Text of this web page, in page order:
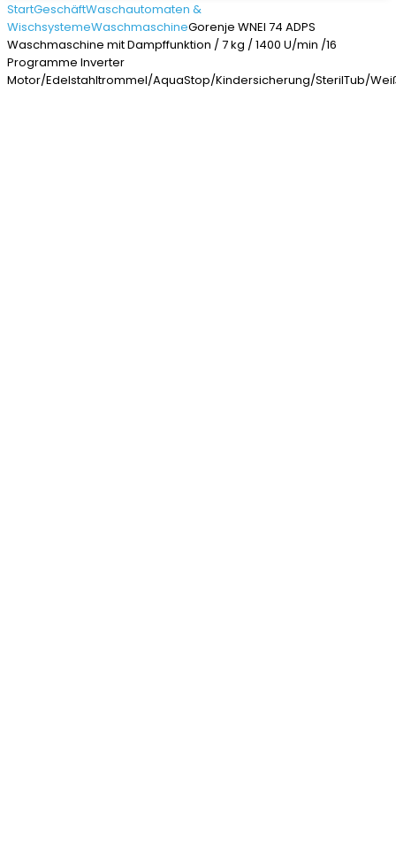
StartGeschäftWaschautomaten &
WischsystemeWaschmaschineGorenje WNEI 74 ADPS
Waschmaschine mit Dampffunktion / 7 kg / 1400 U/min /16
Programme Inverter
Motor/Edelstahltrommel/AquaStop/Kindersicherung/SterilTub/